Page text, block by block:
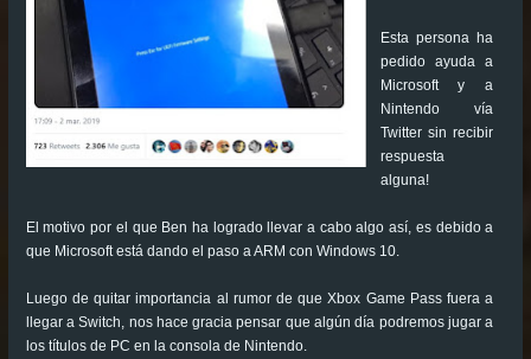
Esta persona ha
pedido ayuda a
Microsoft y a
Nintendo vía
Twitter sin recibir
respuesta
alguna!
El motivo por el que Ben ha logrado llevar a cabo algo así, es debido a
que Microsoft está dando el paso a ARM con Windows 10.
Luego de quitar importancia al rumor de que Xbox Game Pass fuera a
llegar a Switch, nos hace gracia pensar que algún día podremos jugar a
los títulos de PC en la consola de Nintendo.